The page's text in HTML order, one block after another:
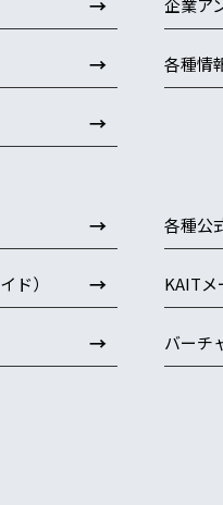
→ 企業ア
→ 各種情
→
→ 各種公
ド） → KAITメ
→ バーチ